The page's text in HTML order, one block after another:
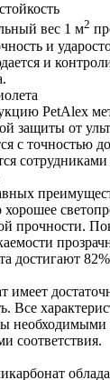
вес 1 м2
и
и
PetAlex
защиты от
с точностью
хорошее
прочности.
достигают
имеет
Все
соответствия.